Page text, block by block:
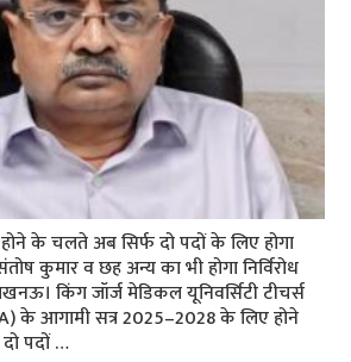
न होने के चलते अब सिर्फ दो पदों के लिए होगा
कुमार व छह अन्य का भी होगा निर्विरोध
किंग जॉर्ज मेडिकल यूनिवर्सिटी टीचर्स
के आगामी सत्र 2025–2028 के लिए होने
पदों …